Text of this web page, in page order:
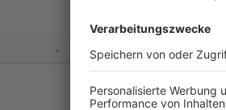
- -
TSV Eintracht Karlsfeld